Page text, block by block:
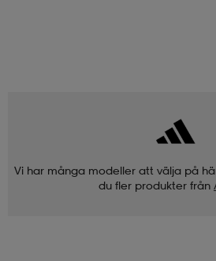
Vi har många modeller att välja på
du fler produkter från